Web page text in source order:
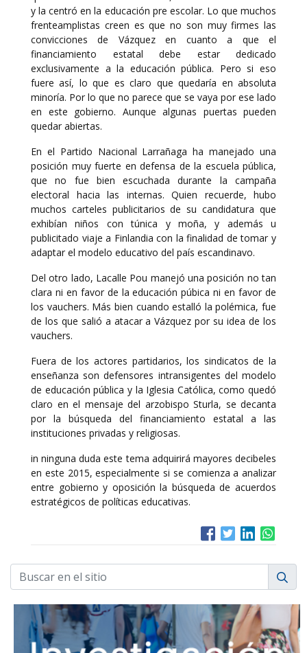
y la centró en la educación pre escolar. Lo que muchos
frenteamplistas creen es que no son muy firmes las
convicciones de Vázquez en cuanto a que el
financiamiento estatal debe estar dedicado
exclusivamente a la educación pública. Pero si eso
fuere así, lo que es claro que quedaría en absoluta
minoría. Por lo que no parece que se vaya por ese lado
en este gobierno. Aunque algunas puertas pueden
quedar abiertas.
En el Partido Nacional Larrañaga ha manejado una
posición muy fuerte en defensa de la escuela pública,
que no fue bien escuchada durante la campaña
electoral hacia las internas. Quien recuerde, hubo
muchos carteles publicitarios de su candidatura que
exhibían niños con túnica y moña, y además u
publicitado viaje a Finlandia con la finalidad de tomar y
adaptar el modelo educativo del país escandinavo.
Del otro lado, Lacalle Pou manejó una posición no tan
clara ni en favor de la educación púbica ni en favor de
los vauchers. Más bien cuando estalló la polémica, fue
de los que salió a atacar a Vázquez por su idea de los
vauchers.
Fuera de los actores partidarios, los sindicatos de la
enseñanza son defensores intransigentes del modelo
de educación pública y la Iglesia Católica, como quedó
claro en el mensaje del arzobispo Sturla, se decanta
por la búsqueda del financiamiento estatal a las
instituciones privadas y religiosas.
in ninguna duda este tema adquirirá mayores decibeles
en este 2015, especialmente si se comienza a analizar
entre gobierno y oposición la búsqueda de acuerdos
estratégicos de políticas educativas.